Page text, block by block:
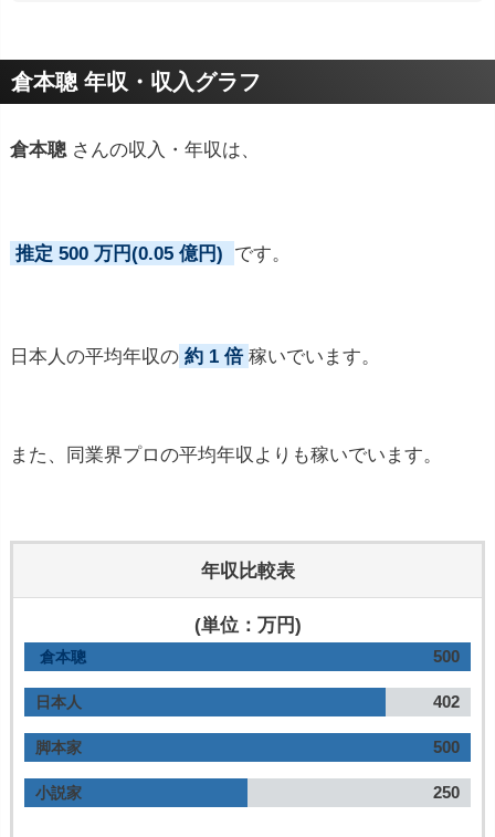
プロフィールトピック
倉本聰 年収・収入グラフ
倉本聰 さんの収入・年収は、
推定 500 万円(0.05 億円) です。
日本人の平均年収の 約 1 倍 稼いでいます。
また、同業界プロの平均年収よりも稼いでいます。
年収比較表
(単位：万円)
倉本聰 500
日本人 402
脚本家 500
小説家 250